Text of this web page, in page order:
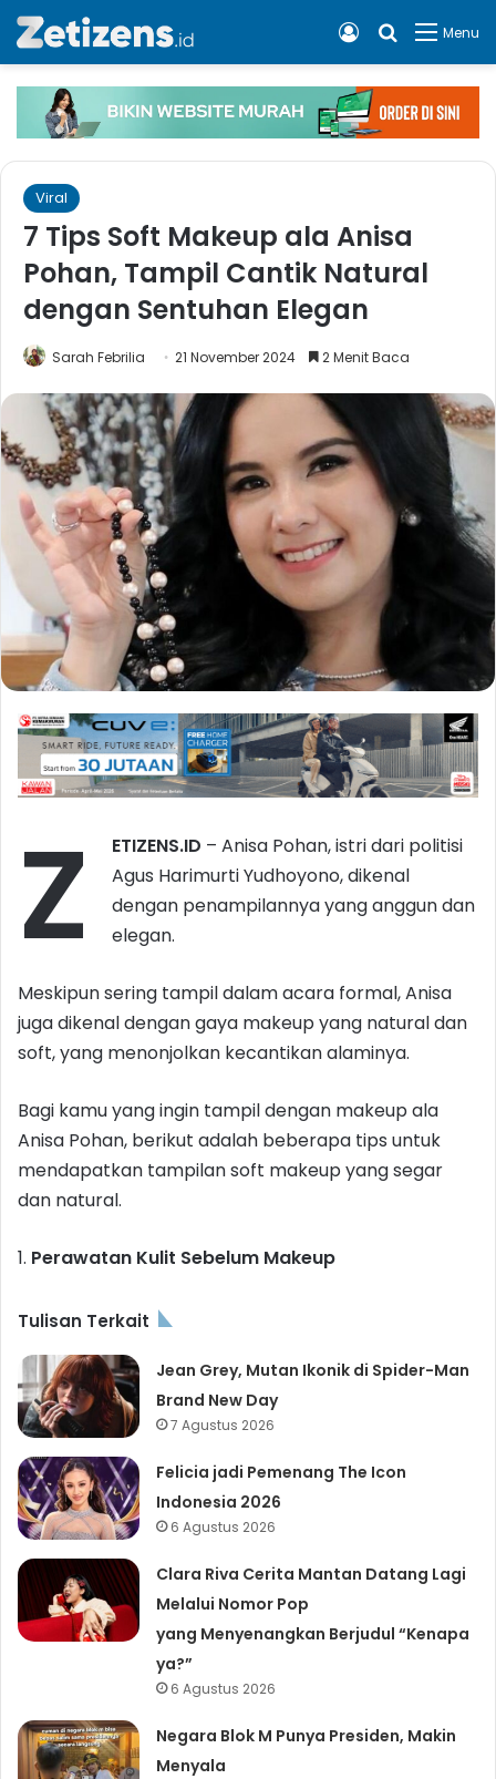
Menu
Cari apa,
Log In
Viral
7 Tips Soft Makeup ala Anisa
Pohan, Tampil Cantik Natural
dengan Sentuhan Elegan
Sarah Febrilia 21 November 2024 2 Menit Baca
Z ETIZENS.ID – Anisa Pohan, istri dari politisi
Agus Harimurti Yudhoyono, dikenal
dengan penampilannya yang anggun dan
elegan.
Meskipun sering tampil dalam acara formal, Anisa
juga dikenal dengan gaya makeup yang natural dan
soft, yang menonjolkan kecantikan alaminya.
Bagi kamu yang ingin tampil dengan makeup ala
Anisa Pohan, berikut adalah beberapa tips untuk
mendapatkan tampilan soft makeup yang segar
dan natural.
1. Perawatan Kulit Sebelum Makeup
Tulisan Terkait
Jean Grey, Mutan Ikonik di Spider-Man
Brand New Day
7 Agustus 2026
Felicia jadi Pemenang The Icon
Indonesia 2026
6 Agustus 2026
Clara Riva Cerita Mantan Datang Lagi
Melalui Nomor Pop
yang Menyenangkan Berjudul “Kenapa
ya?”
6 Agustus 2026
Negara Blok M Punya Presiden, Makin
Menyala